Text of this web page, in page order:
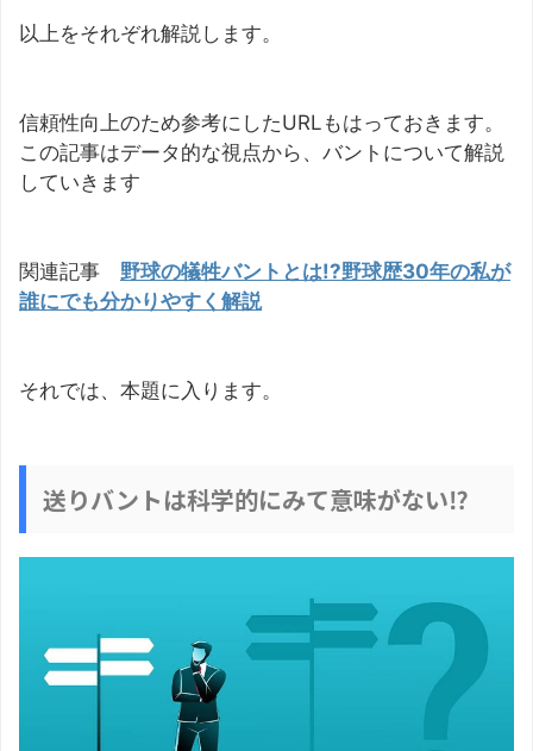
以上をそれぞれ解説します。
信頼性向上のため参考にしたURLもはっておきます。
この記事はデータ的な視点から、バントについて解説
していきます
関連記事 野球の犠牲バントとは!?野球歴30年の私が
誰にでも分かりやすく解説
それでは、本題に入ります。
送りバントは科学的にみて意味がない⁉